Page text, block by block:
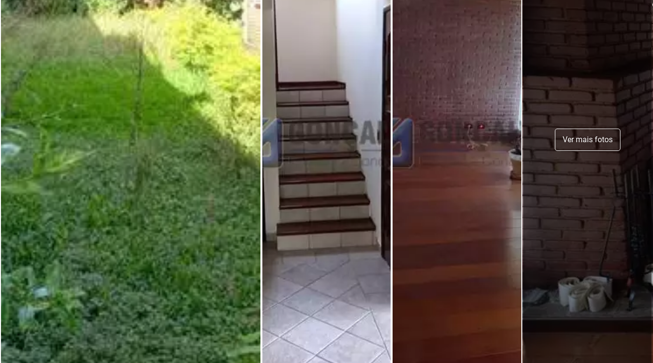
Ver mais fotos